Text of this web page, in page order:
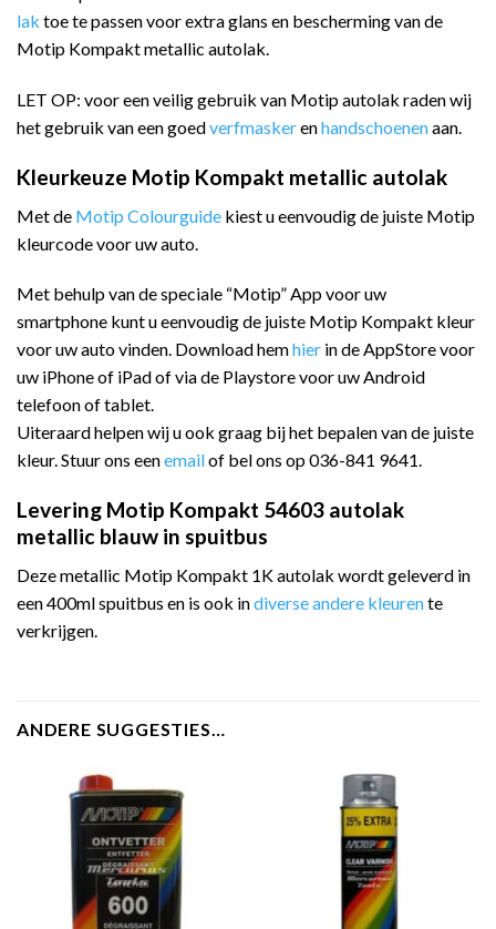
lak toe te passen voor extra glans en bescherming van de
Motip Kompakt metallic autolak.
LET OP: voor een veilig gebruik van Motip autolak raden wij
het gebruik van een goedverfmaskerenhandschoenenaan.
Kleurkeuze Motip Kompakt metallic autolak
Met de Motip Colourguide kiest u eenvoudig de juiste Motip
kleurcode voor uw auto.
Met behulp van de speciale “Motip” App voor uw
smartphone kunt u eenvoudig de juiste Motip Kompakt kleur
voor uw auto vinden. Download hemhier in de AppStore voor
uw iPhone of iPad of via de Playstore voor uw Android
telefoon of tablet.
Uiteraard helpen wij u ook graag bij het bepalen van de juiste
kleur. Stuur ons eenemailof bel ons op 036-841 9641.
Levering Motip Kompakt 54603 autolak
metallic blauw in spuitbus
Deze metallic Motip Kompakt 1K autolak wordt geleverd in
een 400ml spuitbus en is ook indiverse andere kleurente
verkrijgen.
ANDERE SUGGESTIES…